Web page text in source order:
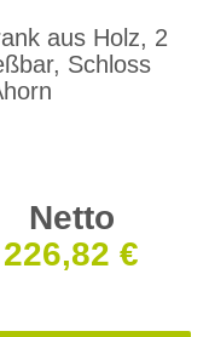
aus Holz, 2
Schloss
Netto
226,82 €